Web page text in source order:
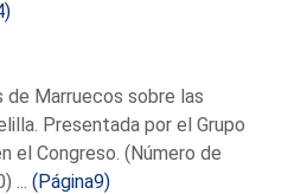
de Marruecos sobre las
Presentada por el Grupo
el Congreso. (Número de
...(Página9)